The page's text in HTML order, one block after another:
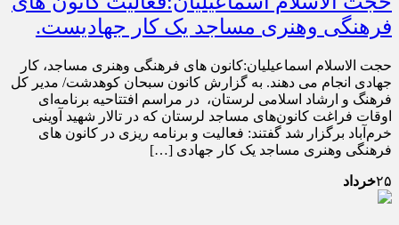
فرهنگی وهنری مساجد یک کار جهادیست.
حجت الاسلام اسماعیلیان:کانون های فرهنگی وهنری مساجد، کار
جهادی انجام می دهند. به گزارش کانون سبحان کوهدشت/ مدیر کل
فرهنگ و ارشاد اسلامی لرستان، در مراسم افتتاحیه برنامه‌ای
اوقات فراغت کانون‌های مساجد لرستان که در تالار شهید آوینی
خرم‌آ‌باد برگزار شد گفتند: فعالیت و برنامه ریزی در کانون های
فرهنگی وهنری مساجد یک کار جهادی […]
۲۵خرداد